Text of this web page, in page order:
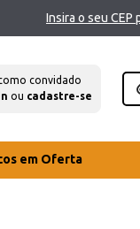
Insira o seu
convidado
ou cadastre-se
em Oferta